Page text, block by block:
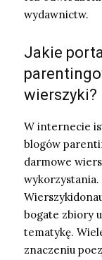
wydawnictw.
Jakie
wierszyki?
W internecie
blogów
darmowe
bogate zbiory
tematykę.
znaczeniu